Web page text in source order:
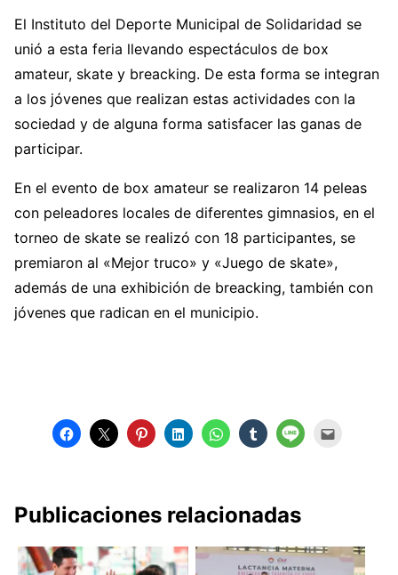
El Instituto del Deporte Municipal de Solidaridad se
unió a esta feria llevando espectáculos de box
amateur, skate y breacking. De esta forma se integran
a los jóvenes que realizan estas actividades con la
sociedad y de alguna forma satisfacer las ganas de
participar.
En el evento de box amateur se realizaron 14 peleas
con peleadores locales de diferentes gimnasios, en el
torneo de skate se realizó con 18 participantes, se
premiaron al «Mejor truco» y «Juego de skate»,
además de una exhibición de breacking, también con
jóvenes que radican en el municipio.
Publicaciones relacionadas